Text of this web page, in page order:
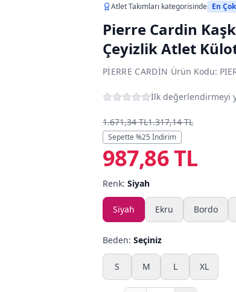
Atlet Takımları kategorisinde En
Pierre Cardin
Çeyizlik Atlet
PIERRE CARDIN·Ürün Kodu:
İlk değerlendirmeyi
1.671,34 TL1.317,14 TL
Sepette %25 İndirim
987,86 TL
Renk: Siyah
Siyah Ekru Bordo
Beden: Seçiniz
S M L XL